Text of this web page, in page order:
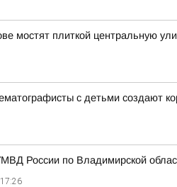
мостят плиткой центральную
с детьми создают
России по Владимирской